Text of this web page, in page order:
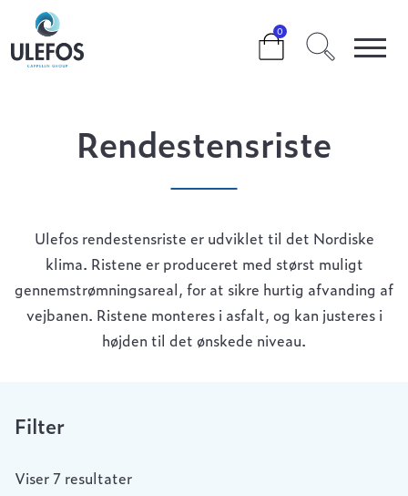
0
>>
Rendestensriste
Ulefos rendestensriste er udviklet til det Nordiske
klima. Ristene er produceret med størst muligt
gennemstrømningsareal, for at sikre hurtig afvanding af
vejbanen. Ristene monteres i asfalt, og kan justeres i
højden til det ønskede niveau.
Filter
Viser 7 resultater